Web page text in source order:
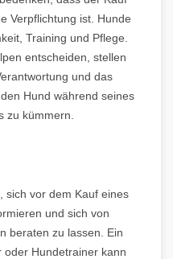
Verpflichtung ist. Hunde
Training und Pflege.
entscheiden, stellen
und das
Hund während seines
zu kümmern.
sich vor dem Kauf eines
und sich von
beraten zu lassen. Ein
Hundetrainer kann